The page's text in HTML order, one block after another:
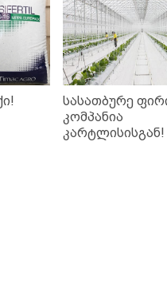
სასათბურე
კომპანია
კარტლისისგან!